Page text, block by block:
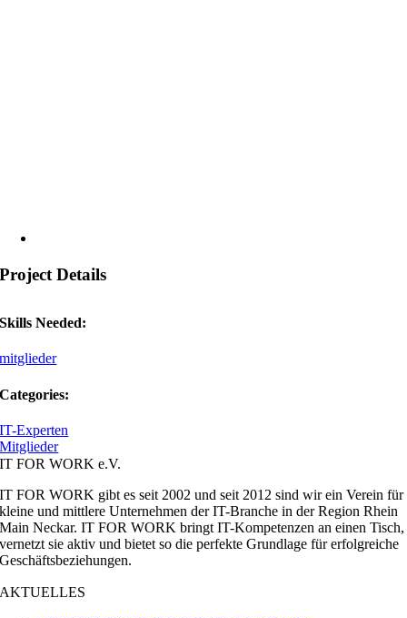
Project Details
Skills Needed:
mitglieder
Categories:
IT-Experten
Mitglieder
IT FOR WORK e.V.
IT FOR WORK gibt es seit 2002 und seit 2012 sind wir ein Verein für
kleine und mittlere Unternehmen der IT-Branche in der Region Rhein
Main Neckar. IT FOR WORK bringt IT-Kompetenzen an einen Tisch,
vernetzt sie aktiv und bietet so die perfekte Grundlage für erfolgreiche
Geschäftsbeziehungen.
AKTUELLES